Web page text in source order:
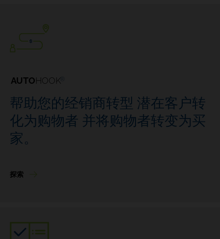
AUTOHOOK®
帮助您的经销商转型 潜在客户转
化为购物者 并将购物者转变为买
家。
探索